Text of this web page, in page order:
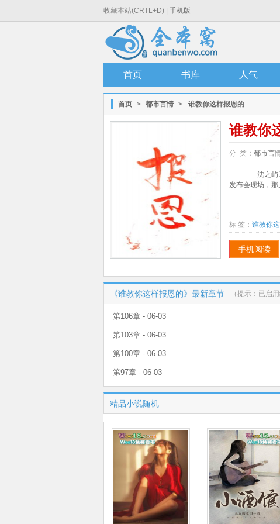
收藏本站(CRTL+D) | 手机版
首页 书库 人气
首页 > 都市言情 > 谁教你这样报恩的
谁教你
分 类： 都市言
沈之屿回
发布会现场，那
标 签： 谁教你
手机阅读
《谁教你这样报恩的》最新章节 （提示：已启
第106章 - 06-03
第103章 - 06-03
第100章 - 06-03
第97章 - 06-03
精品小说随机